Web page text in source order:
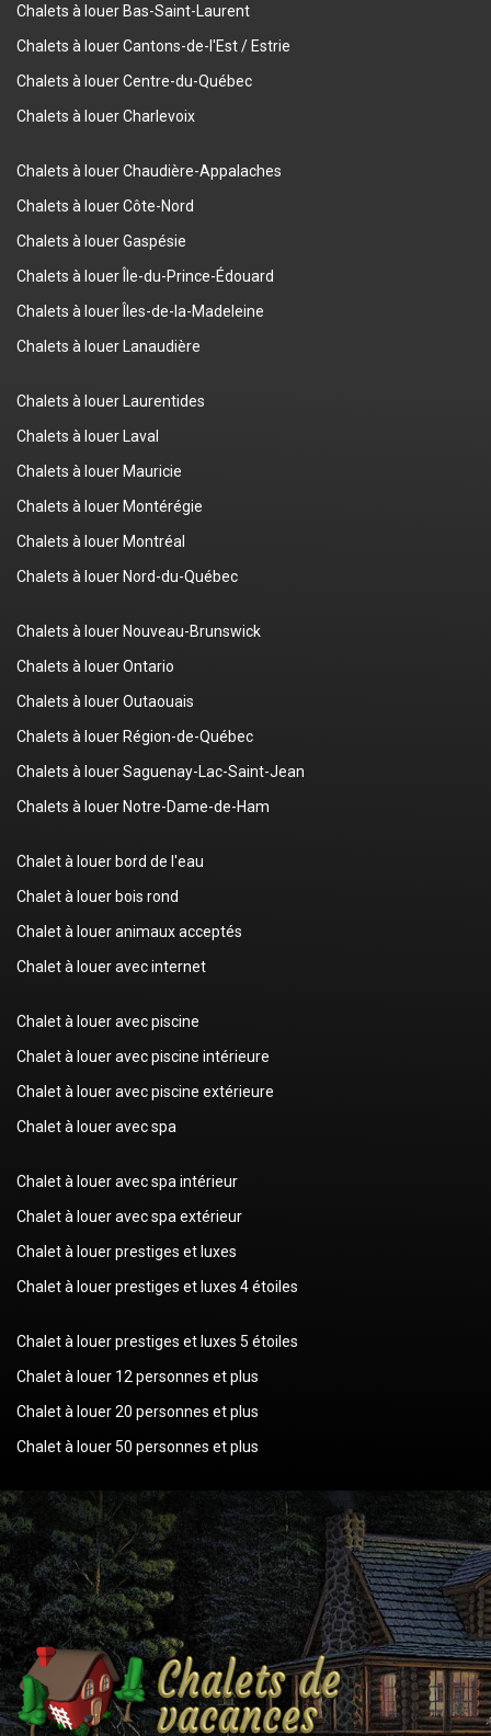
Chalets à louer Bas-Saint-Laurent
Chalets à louer Cantons-de-l'Est / Estrie
Chalets à louer Centre-du-Québec
Chalets à louer Charlevoix
Chalets à louer Chaudière-Appalaches
Chalets à louer Côte-Nord
Chalets à louer Gaspésie
Chalets à louer Île-du-Prince-Édouard
Chalets à louer Îles-de-la-Madeleine
Chalets à louer Lanaudière
Chalets à louer Laurentides
Chalets à louer Laval
Chalets à louer Mauricie
Chalets à louer Montérégie
Chalets à louer Montréal
Chalets à louer Nord-du-Québec
Chalets à louer Nouveau-Brunswick
Chalets à louer Ontario
Chalets à louer Outaouais
Chalets à louer Région-de-Québec
Chalets à louer Saguenay-Lac-Saint-Jean
Chalets à louer Notre-Dame-de-Ham
Chalet à louer bord de l'eau
Chalet à louer bois rond
Chalet à louer animaux acceptés
Chalet à louer avec internet
Chalet à louer avec piscine
Chalet à louer avec piscine intérieure
Chalet à louer avec piscine extérieure
Chalet à louer avec spa
Chalet à louer avec spa intérieur
Chalet à louer avec spa extérieur
Chalet à louer prestiges et luxes
Chalet à louer prestiges et luxes 4 étoiles
Chalet à louer prestiges et luxes 5 étoiles
Chalet à louer 12 personnes et plus
Chalet à louer 20 personnes et plus
Chalet à louer 50 personnes et plus